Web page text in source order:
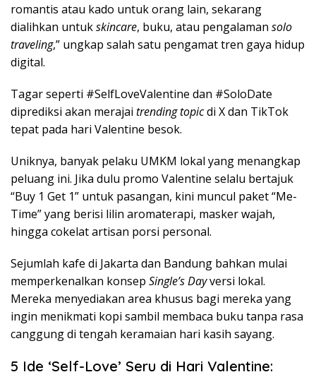
romantis atau kado untuk orang lain, sekarang
dialihkan untukskincare, buku, atau pengalaman solo
traveling,” ungkap salah satu pengamat tren gaya hidup
digital.
Tagar seperti #SelfLoveValentine dan #SoloDate
diprediksi akan merajai trending topicdi X dan TikTok
tepat pada hari Valentine besok.
Uniknya, banyak pelaku UMKM lokal yang menangkap
peluang ini. Jika dulu promo Valentine selalu bertajuk
“Buy 1 Get 1” untuk pasangan, kini muncul paket “Me-
Time” yang berisi lilin aromaterapi, masker wajah,
hingga cokelat artisan porsi personal.
Sejumlah kafe di Jakarta dan Bandung bahkan mulai
memperkenalkan konsep Single’s Dayversi lokal.
Mereka menyediakan area khusus bagi mereka yang
ingin menikmati kopi sambil membaca buku tanpa rasa
canggung di tengah keramaian hari kasih sayang.
5 Ide ‘Self-Love’ Seru di Hari Valentine: